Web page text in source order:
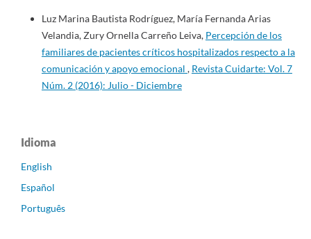
Luz Marina Bautista Rodríguez, María Fernanda Arias
Velandia, Zury Ornella Carreño Leiva, Percepción de los
familiares de pacientes críticos hospitalizados respecto a la
comunicación y apoyo emocional , Revista Cuidarte: Vol. 7
Núm. 2 (2016): Julio - Diciembre
Idioma
English
Español
Português